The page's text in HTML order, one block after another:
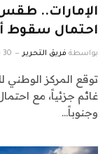
الإمارات..
احتمال سقوط
بواسطة فريق التحرير 30 يوليو، 2026
توقع المركز
غائم جزئياً، مع
وجنوباً…